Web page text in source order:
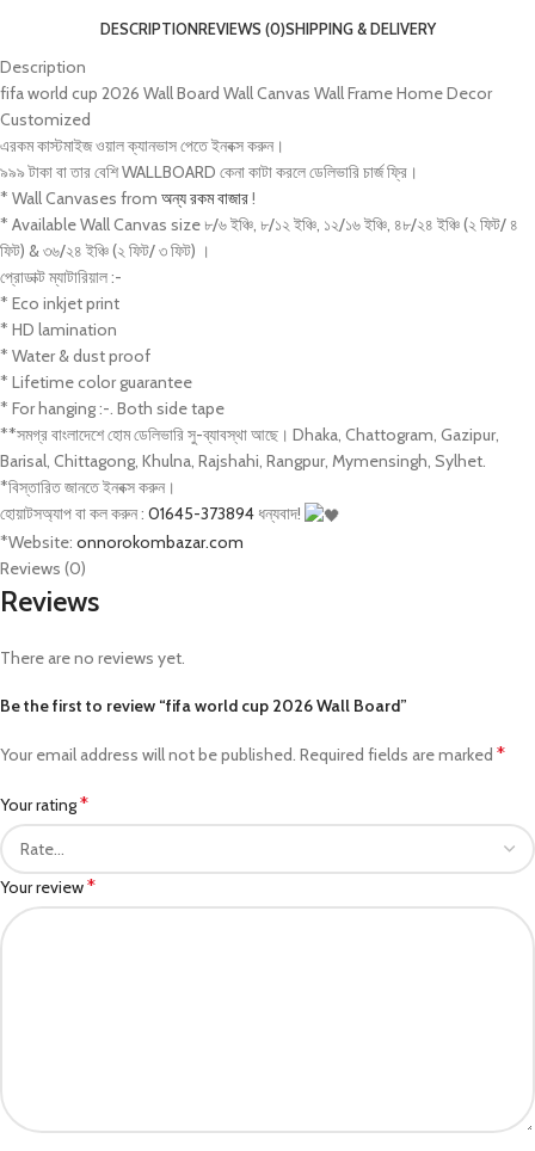
DESCRIPTIONREVIEWS (0)SHIPPING & DELIVERY
Description
fifa world cup 2026 Wall Board Wall Canvas Wall Frame Home Decor
Customized
এরকম কাস্টমাইজ ওয়াল ক্যানভাস পেতে ইনবক্স করুন।
৯৯৯ টাকা বা তার বেশি WALLBOARD কেনা কাটা করলে ডেলিভারি চার্জ ফ্রি।
* Wall Canvases from অন্য রকম বাজার!
* Available Wall Canvas size ৮/৬ ইঞ্চি, ৮/১২ ইঞ্চি, ১২/১৬ ইঞ্চি, ৪৮/২৪ ইঞ্চি (২ ফিট/ ৪
ফিট) & ৩৬/২৪ ইঞ্চি (২ ফিট/ ৩ ফিট) ।
প্রোডাক্ট ম্যাটারিয়াল :-
* Eco inkjet print
* HD lamination
* Water & dust proof
* Lifetime color guarantee
* For hanging :-. Both side tape
**সমগ্র বাংলাদেশে হোম ডেলিভারি সু-ব্যাবস্থা আছে। Dhaka, Chattogram, Gazipur,
Barisal, Chittagong, Khulna, Rajshahi, Rangpur, Mymensingh, Sylhet.
*বিস্তারিত জানতে ইনবক্স করুন।
হোয়াটসঅ্যাপ বা কল করুন : 01645-373894 ধন্যবাদ!
*Website: onnorokombazar.com
Reviews (0)
Reviews
There are no reviews yet.
Be the first to review “fifa world cup 2026 Wall Board”
Your email address will not be published. Required fields are marked *
Your rating*
Your review*